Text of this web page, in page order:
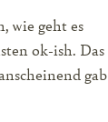
wie geht es
ok-ish. Das
gab